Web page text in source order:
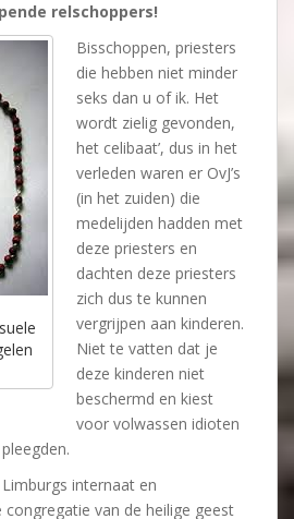
relschoppers!
Bisschoppen, priesters
die hebben niet minder
seks dan u of ik. Het
wordt zielig gevonden,
het celibaat’, dus in het
verleden waren er OvJ’s
(in het zuiden) die
medelijden hadden met
deze priesters en
dachten deze priesters
zich dus te kunnen
vergrijpen aan kinderen.
Niet te vatten dat je
deze kinderen niet
beschermd en kiest
voor volwassen idioten
internaat en
congregatie van de heilige geest